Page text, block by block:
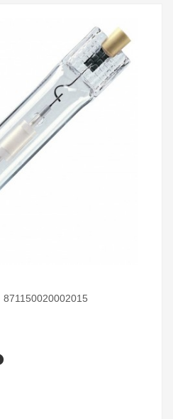
871150020002015